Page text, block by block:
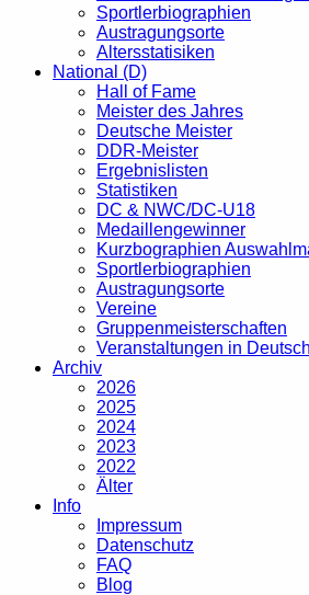
Sportlerbiographien
Austragungsorte
Altersstatisiken
National (D)
Hall of Fame
Meister des Jahres
Deutsche Meister
DDR-Meister
Ergebnislisten
Statistiken
DC & NWC/DC-U18
Medaillengewinner
Kurzbographien
Sportlerbiographien
Austragungsorte
Vereine
Gruppenmeisterschaften
Veranstaltungen in
Archiv
2026
2025
2024
2023
2022
Älter
Info
Impressum
Datenschutz
FAQ
Blog